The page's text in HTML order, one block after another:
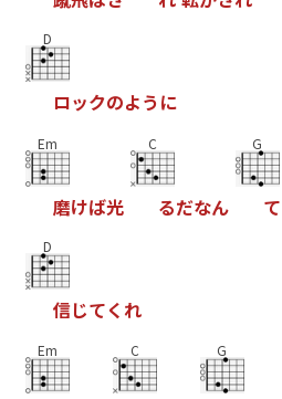
D
ロックのよう に
Em
磨けば光
C
るだなん
G
て
D
信じてく れ
Em C G